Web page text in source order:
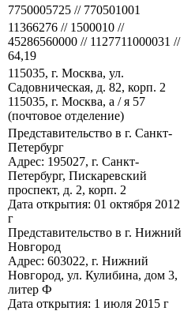
7750005725 // 770501001
11366276 // 1500010 //
45286560000 // 1127711000031 //
64,19
115035, г. Москва, ул.
Садовническая, д. 82, корп. 2
115035, г. Москва, а / я 57
(почтовое отделение)
Представительство в г. Санкт-
Петербург
Адрес: 195027, г. Санкт-
Петербург, Пискаревский
проспект, д. 2, корп. 2
Дата открытия: 01 октября 2012
г
Представительство в г. Нижний
Новгород
Адрес: 603022, г. Нижний
Новгород, ул. Кулибина, дом 3,
литер Ф
Дата открытия: 1 июля 2015 г